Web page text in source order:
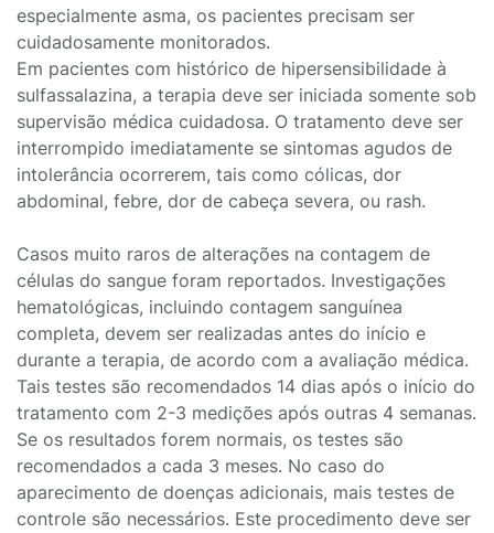
especialmente asma, os pacientes precisam ser
cuidadosamente monitorados.
Em pacientes com histórico de hipersensibilidade à
sulfassalazina, a terapia deve ser iniciada somente sob
supervisão médica cuidadosa. O tratamento deve ser
interrompido imediatamente se sintomas agudos de
intolerância ocorrerem, tais como cólicas, dor
abdominal, febre, dor de cabeça severa, ou rash.
Casos muito raros de alterações na contagem de
células do sangue foram reportados. Investigações
hematológicas, incluindo contagem sanguínea
completa, devem ser realizadas antes do início e
durante a terapia, de acordo com a avaliação médica.
Tais testes são recomendados 14 dias após o início do
tratamento com 2-3 medições após outras 4 semanas.
Se os resultados forem normais, os testes são
recomendados a cada 3 meses. No caso do
aparecimento de doenças adicionais, mais testes de
controle são necessários. Este procedimento deve ser